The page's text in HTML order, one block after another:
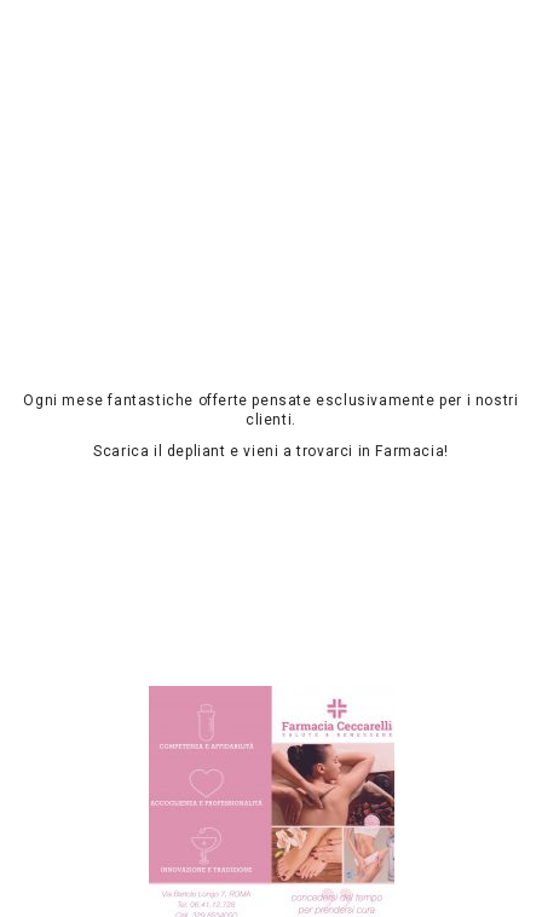
Ogni mese fantastiche offerte pensate esclusivamente per i nostri
clienti.
Scarica il depliant e vieni a trovarci in Farmacia!